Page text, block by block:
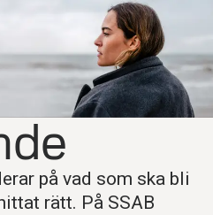
på vad som ska bli
rätt. På SSAB